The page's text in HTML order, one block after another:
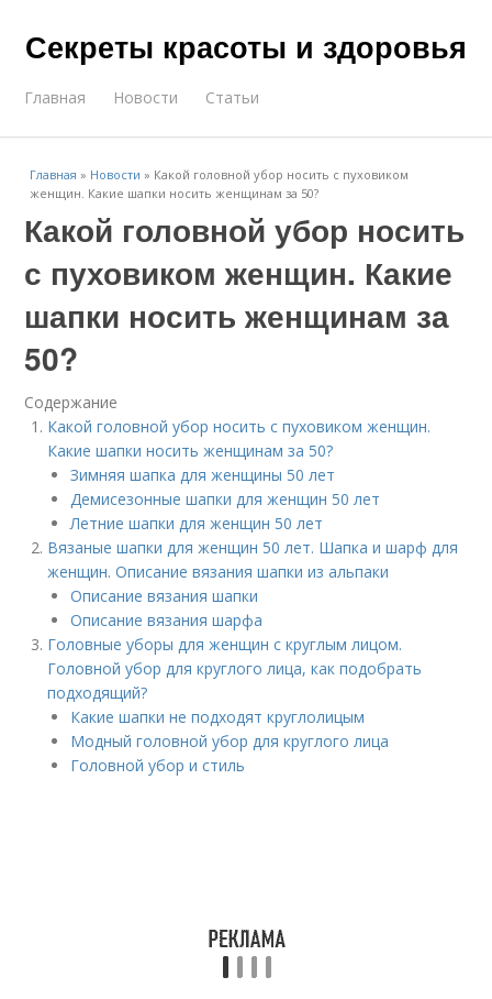
Секреты красоты и здоровья
Главная Новости Статьи
Главная » Новости » Какой головной убор носить с пуховиком
женщин. Какие шапки носить женщинам за 50?
Какой головной убор носить
с пуховиком женщин. Какие
шапки носить женщинам за
50?
Содержание
Какой головной убор носить с пуховиком женщин.
Какие шапки носить женщинам за 50?
Зимняя шапка для женщины 50 лет
Демисезонные шапки для женщин 50 лет
Летние шапки для женщин 50 лет
Вязаные шапки для женщин 50 лет. Шапка и шарф для
женщин. Описание вязания шапки из альпаки
Описание вязания шапки
Описание вязания шарфа
Головные уборы для женщин с круглым лицом.
Головной убор для круглого лица, как подобрать
подходящий?
Какие шапки не подходят круглолицым
Модный головной убор для круглого лица
Головной убор и стиль